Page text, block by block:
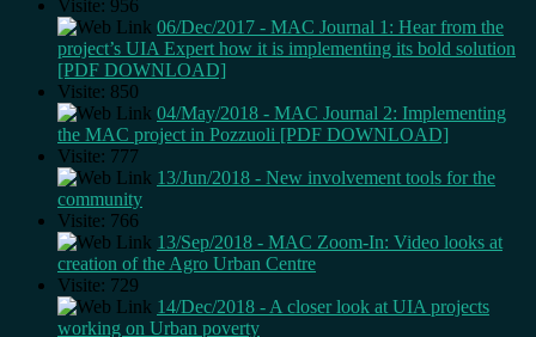
Visite: 956
06/Dec/2017 - MAC Journal 1: Hear from the
project’s UIA Expert how it is implementing its bold solution
[PDF DOWNLOAD]
Visite: 850
04/May/2018 - MAC Journal 2: Implementing
the MAC project in Pozzuoli [PDF DOWNLOAD]
Visite: 777
13/Jun/2018 - New involvement tools for the
community
Visite: 766
13/Sep/2018 - MAC Zoom-In: Video looks at
creation of the Agro Urban Centre
Visite: 729
14/Dec/2018 - A closer look at UIA projects
working on Urban poverty